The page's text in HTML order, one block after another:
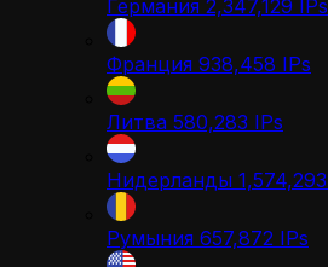
Германия 2,347,129 IPs
Франция 938,458 IPs
Литва 580,283 IPs
Нидерланды 1,574,293
Румыния 657,872 IPs